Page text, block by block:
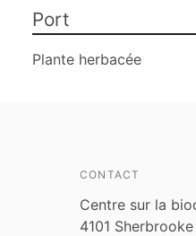
Port
Plante herbacée
CONTACT
Centre sur la
4101